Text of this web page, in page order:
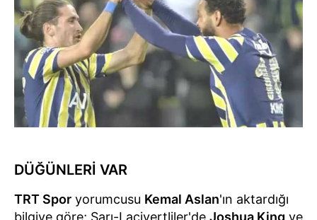
DÜĞÜNLERİ VAR
TRT Spor yorumcusu Kemal Aslan'ın aktardığı
bilgiye göre; Sarı-Lacivertliler'de Joshua King ve